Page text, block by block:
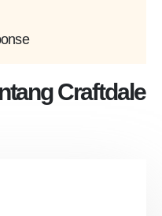
Craftdale